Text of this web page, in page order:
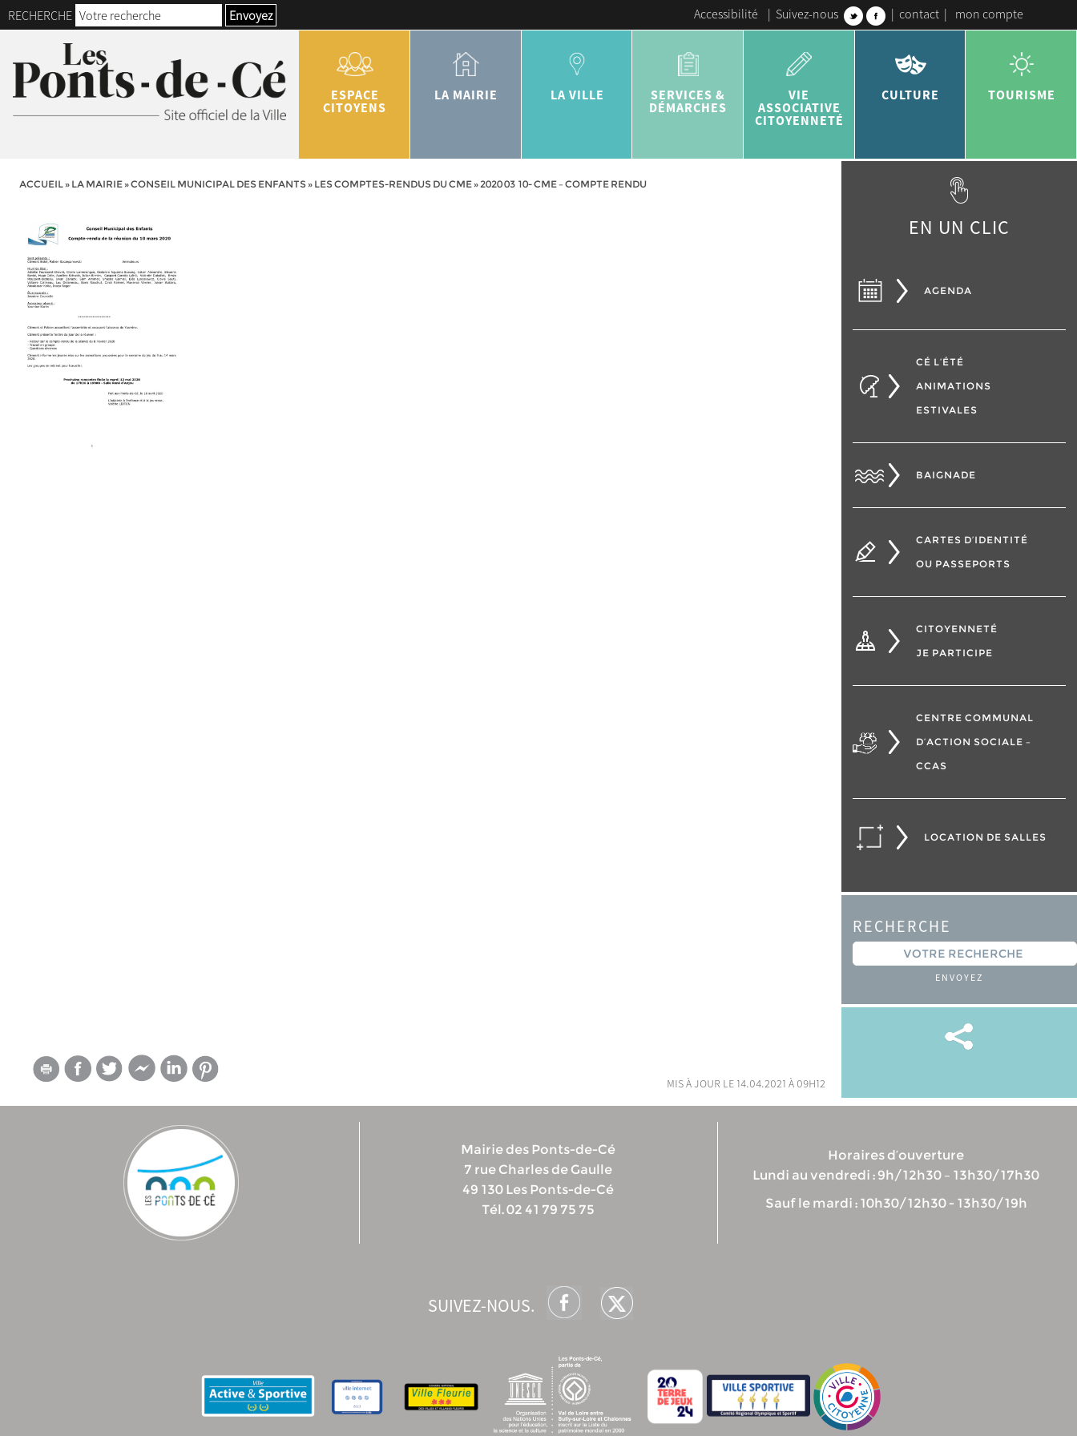
RECHERCHE Envoyez Accessibilité | Suivez-nous | contact | mon compte
ESPACE
CITOYENS
LA MAIRIE LA VILLE
SERVICES &
DÉMARCHES
VIE
ASSOCIATIVE
CITOYENNETÉ
CULTURE TOURISME
ACCUEIL» LA MAIRIE»CONSEIL MUNICIPAL DES ENFANTS» LES COMPTES-RENDUS DU CME»2020 03 10- CME – COMPTE RENDU
mis à jour le 14.04.2021 à 09h12
EN UN CLIC
AGENDA
CÉ L’ÉTÉ
ANIMATIONS
ESTIVALES
BAIGNADE
CARTES D’IDENTITÉ
OU PASSEPORTS
CITOYENNETÉ
JE PARTICIPE
CENTRE COMMUNAL
D’ACTION SOCIALE –
CCAS
LOCATION DE SALLES
RECHERCHE
ENVOYEZ
Mairie des Ponts-de-Cé
7 rue Charles de Gaulle
49 130 Les Ponts-de-Cé
Tél. 02 41 79 75 75
Horaires d’ouverture
Lundi au vendredi : 9h/12h30 – 13h30/17h30
Sauf le mardi : 10h30/12h30 - 13h30/19h
SUIVEZ-NOUS.